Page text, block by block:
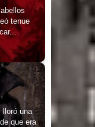
tenue
lloró una
que era